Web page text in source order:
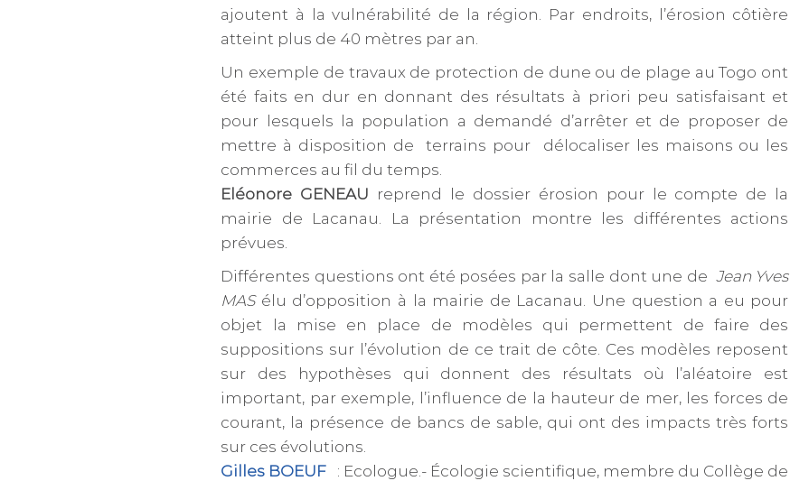
ajoutent à la vulnérabilité de la région. Par endroits, l’érosion côtière
atteint plus de 40 mètres par an.
Un exemple de travaux de protection de dune ou de plage au Togo ont
été faits en dur en donnant des résultats à priori peu satisfaisant et
pour lesquels la population a demandé d’arrêter et de proposer de
mettre à disposition de terrains pour délocaliser les maisons ou les
commerces au fil du temps.
Eléonore GENEAU reprend le dossier érosion pour le compte de la
mairie de Lacanau. La présentation montre les différentes actions
prévues.
Différentes questions ont été posées par la salle dont une de Jean Yves
MASélu d’opposition à la mairie de Lacanau. Une question a eu pour
objet la mise en place de modèles qui permettent de faire des
suppositions sur l’évolution de ce trait de côte. Ces modèles reposent
sur des hypothèses qui donnent des résultats où l’aléatoire est
important, par exemple, l’influence de la hauteur de mer, les forces de
courant, la présence de bancs de sable, qui ont des impacts très forts
sur ces évolutions.
Gilles BOEUF
: Ecologue.- Écologie scientifique, membre du Collège de